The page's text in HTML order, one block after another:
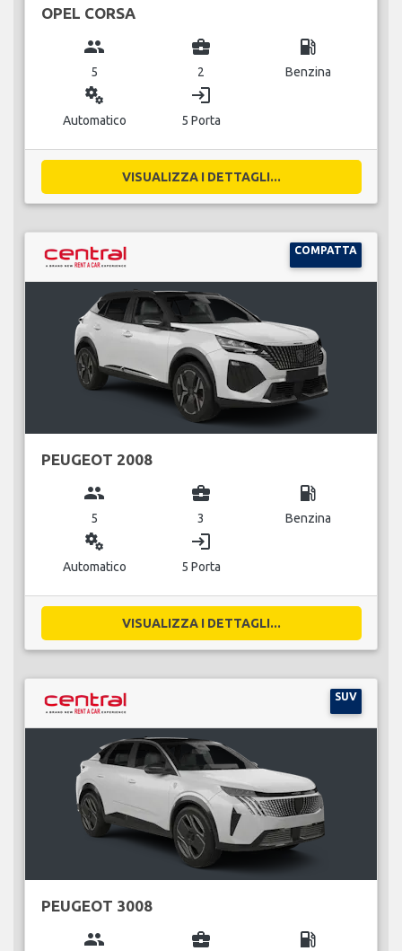
OPEL CORSA
group
5
business_center
2
local_gas_station
Benzina
miscellaneous_services
Automatico
login
5 Porta
VISUALIZZA I DETTAGLI...
COMPATTA
PEUGEOT 2008
group
5
business_center
3
local_gas_station
Benzina
miscellaneous_services
Automatico
login
5 Porta
VISUALIZZA I DETTAGLI...
SUV
PEUGEOT 3008
group business_center local_gas_station